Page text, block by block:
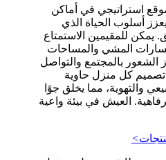
استراتيجي في أماكن
أسلوب الحياة الذي
يمكن للمقيمين الاستمتاع
المشي والمساحات
الشعور بالمجتمع والتواصل
كل منزل حاوية
والتهوية، مما يخلق جوًا
العيش في بيئة واعية
>